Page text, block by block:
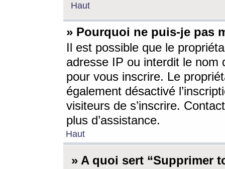
Haut
» Pourquoi ne puis-je pas
Il est possible que le
adresse IP ou interdit le nom
pour vous inscrire. Le
également désactivé
visiteurs de s’inscrire.
plus d’assistance.
Haut
» A quoi sert “Supprimer